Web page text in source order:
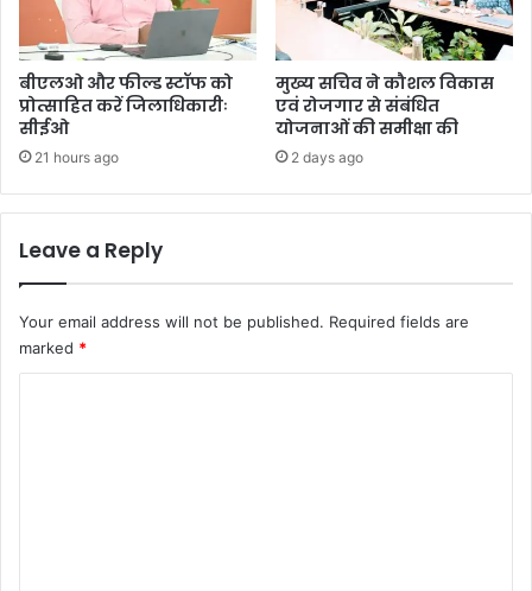
बीएलओ और फील्ड स्टॉफ को
प्रोत्साहित करें जिलाधिकारीः
सीईओ
21 hours ago
मुख्य सचिव ने कौशल विकास
एवं रोजगार से संबंधित
योजनाओं की समीक्षा की
2 days ago
Leave a Reply
Your email address will not be published. Required fields are
marked *